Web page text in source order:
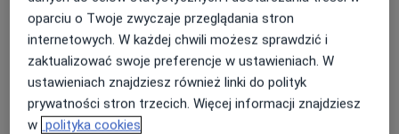
Dostępność
Pokaż kalendarz
Telefon
oparciu o Twoje zwyczaje przeglądania stron
internetowych. W każdej chwili możesz sprawdzić i
zaktualizować swoje preferencje w ustawieniach. W
ustawieniach znajdziesz również linki do polityk
prywatności stron trzecich. Więcej informacji znajdziesz
w polityka cookies